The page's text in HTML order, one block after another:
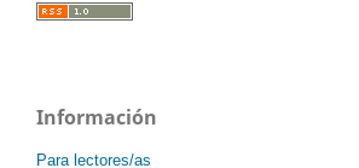
Información
Para lectores/as